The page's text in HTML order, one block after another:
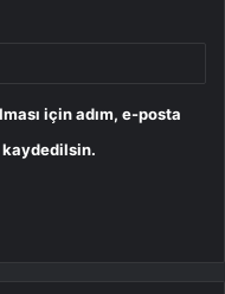
için adım, e-posta
kaydedilsin.